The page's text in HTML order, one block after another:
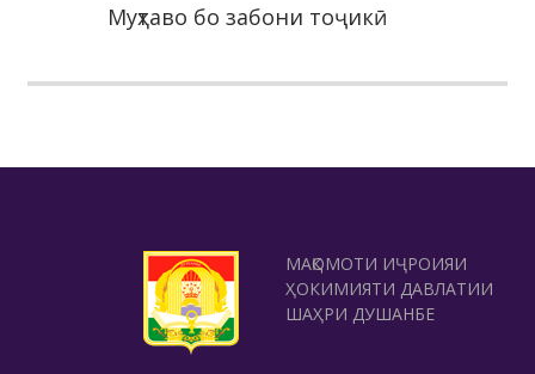
Муҳтаво бо забони тоҷикӣ
МАҚОМОТИ ИҶРОИЯИ
ҲОКИМИЯТИ ДАВЛАТИИ
ШАҲРИ ДУШАНБЕ